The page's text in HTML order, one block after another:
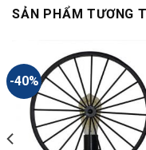
SẢN PHẨM TƯƠNG
-40%